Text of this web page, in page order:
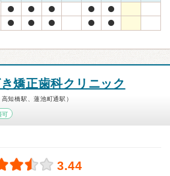
矯正歯科クリニック
知橋駅、蓮池町通駅）
可
3.44